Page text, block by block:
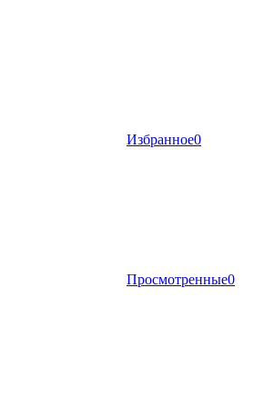
Избранное0
Просмотренные0